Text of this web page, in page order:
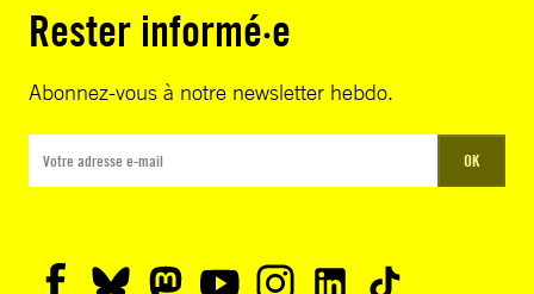
Rester informé·e
Abonnez-vous à notre newsletter hebdo.
OK